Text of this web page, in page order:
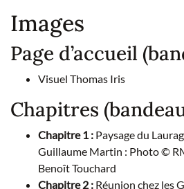
Images
Page d’accueil
Visuel Thomas Iris
Chapitres
Chapitre 1 : Paysage du
Guillaume Martin : Photo ©
Benoît Touchard
Chapitre 2 : Réunion chez les